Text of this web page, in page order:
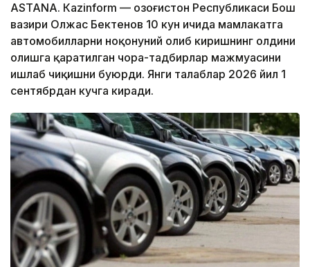
ASTANА. Кazinform — Қозоғистон Республикаси Бош
вазири Олжас Бектенов 10 кун ичида мамлакатга
автомобилларни ноқонуний олиб киришнинг олдини
олишга қаратилган чора-тадбирлар мажмуасини
ишлаб чиқишни буюрди. Янги талаблар 2026 йил 1
сентябрдан кучга киради.